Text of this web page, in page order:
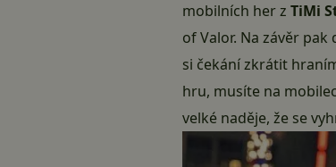
mobilních her z TiMi
of Valor. Na závěr
si čekání zkrátit
hru, musíte na
velké naděje, že se